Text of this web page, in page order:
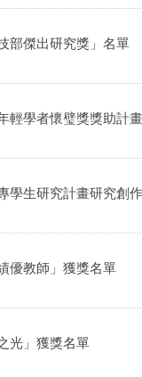
部傑出研究獎」名單
輕學者懷璧獎獎助計
學生研究計畫研究創
優教師」獲獎名單
光」獲獎名單